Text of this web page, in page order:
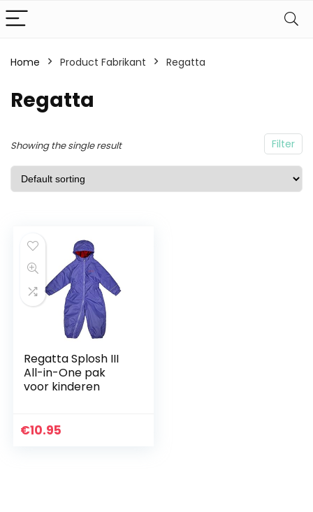
Home Product Fabrikant Regatta
Regatta
Filter
Showing the single result
Regatta Splosh III
All-in-One pak
voor kinderen
€10.95